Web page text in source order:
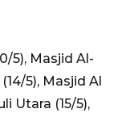
5), Masjid Al-
5), Masjid Al
Utara (15/5),